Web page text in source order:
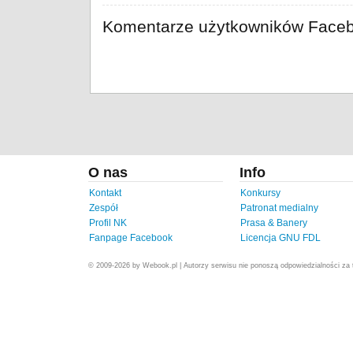
Komentarze użytkowników
O nas
Kontakt
Zespół
Profil NK
Fanpage Facebook
Info
Konkursy
Patronat medialny
Prasa & Banery
Licencja GNU FDL
© 2009-2026 by Webook.pl | Autorzy serwisu nie ponoszą odpowiedzialności